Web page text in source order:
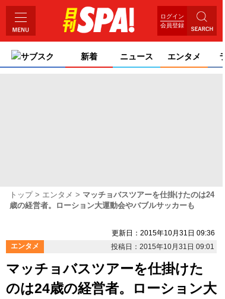
ログイン
会員登録
サブスク 新着 ニュース エンタメ
トップ エンタメ
マッチョバスツアーを仕掛けたのは24
歳の経営者。ローション大運動会やバブルサッカーも
更新日：2015年10月31日 09:36
エンタメ
投稿日：2015年10月31日 09:01
マッチョバスツアーを仕掛けた
のは24歳の経営者。ローション大